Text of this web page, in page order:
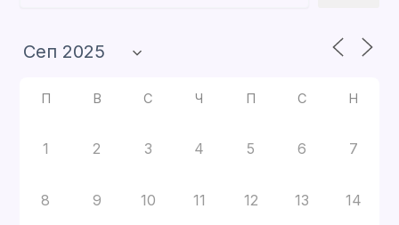
П В С Ч П С Н
1 2 3 4 5 6 7
8 9 10 11 12 13 14